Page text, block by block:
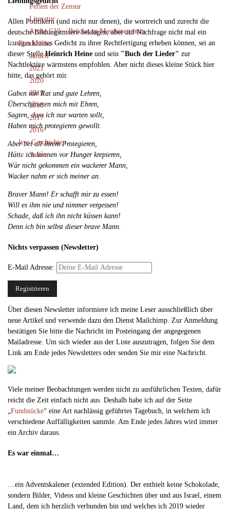
Perlen der Zensur
Literatur
Arche C19 – Brücke an Maschinenraum
Fundstücke
aktuell
2021
2020
2019
2018
2017
2016
Irre Geschichten
Satire
Allen Politikern (und nicht nur denen), die wortreich und zurecht die
deutsche Bildungsmisere beklagen, aber auf Nachfrage nicht mal ein
lausiges kleines Gedicht zu ihrer Rechtfertigung erheben können, sei an
dieser StelleHeinrich Heine und sein "Buch der Lieder" zur
Nachtlektüre wärmstens empfohlen. Aber nicht dieses kleine Stück hier
bitte, das gehört mir.
Gaben mir Rat und gute Lehren,
Überschütteten mich mit Ehren,
Sagten, dass ich nur warten sollt,
Haben mich protegieren gewollt.
Aber bei all ihrem Protegieren,
Hätte ich können vor Hunger krepieren,
Wär nicht gekommen ein wackerer Mann,
Wacker nahm er sich meiner an.
Braver Mann! Er schafft mir zu essen!
Will es ihm nie und nimmer vergessen!
Schade, daß ich ihn nicht küssen kann!
Denn ich bin selbst dieser brave Mann.
Nichts verpassen (Newsletter)
E-Mail Adresse:
Über diesen Newsletter informiere ich meine Leser ausschließlich über
neue Artikel und verwende dazu den Dienst Mailchimp. Zur Anmeldung
bestätigen Sie bitte die Nachricht im Posteingang der angegegenen
Mailadresse. Um sich wieder aus der Liste auszutragen, folgen Sie dem
Link am Ende jedes Newsletters oder senden Sie mir eine Nachricht.
Viele meiner Beobachtungen werden nicht zu ausführlichen Texten, dafür
reicht die Zeit einfach nicht aus. Deshalb habe ich auf der Seite
„Fundstücke“ eine Art nachlässig geführtes Tagebuch, in welchem ich
verschiedene Auffälligkeiten sammle. Am Ende jedes Jahres wird immer
ein Archiv daraus.
Es war einmal…
…ein Adventskalener (extended Edition). Der enthielt keine Schokolade,
sondern Bilder, Videos und kleine Geschichten über und aus Israel, einem
Land, dem ich herzlich verbunden bin und welches ich 2019 wieder